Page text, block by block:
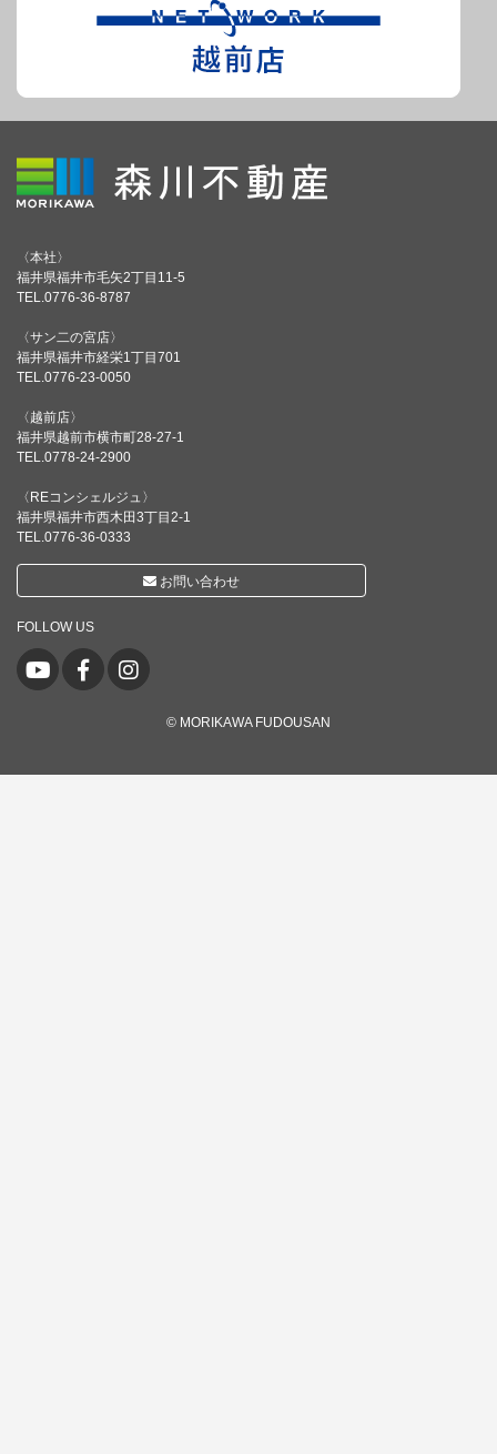
〈本社〉
福井県福井市毛矢2丁目11-5
TEL.0776-36-8787
〈サン二の宮店〉
福井県福井市経栄1丁目701
TEL.0776-23-0050
〈越前店〉
福井県越前市横市町28-27-1
TEL.0778-24-2900
〈REコンシェルジュ〉
福井県福井市西木田3丁目2-1
TEL.0776-36-0333
お問い合わせ
FOLLOW US
© MORIKAWA FUDOUSAN